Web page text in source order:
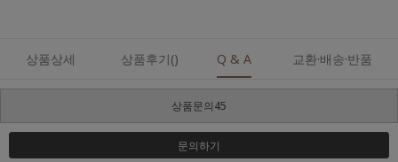
상품상세 상품후기() Q & A 교환·배송·반품
상품문의45
문의하기